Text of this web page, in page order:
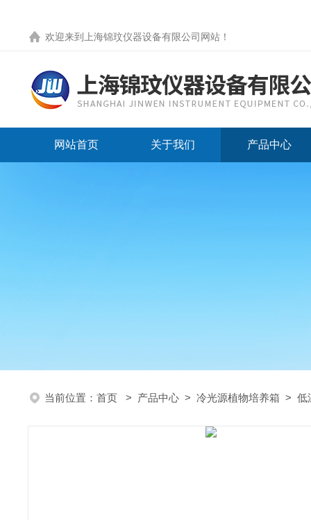
欢迎来到 上海锦玟仪器设备有限公司网站 ！
网站首页 关于我们 产品中心
当前位置： 首页 > 产品中心 > 冷光源植物培养箱 > 低